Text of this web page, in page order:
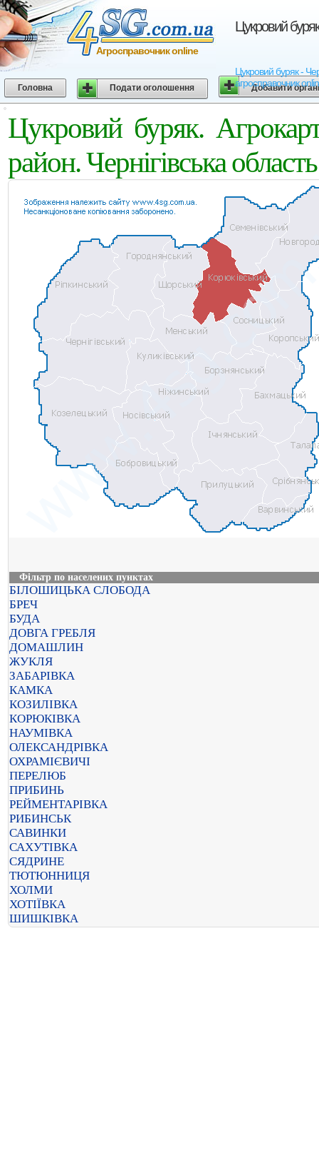
Цукровий
Цукровий буряк -
агросправочник
Агросправочник online
Головна Подати оголошення Добавити
Цукровий буряк.
район. Чернігівська область
Фільтр по населених пунктах
БІЛОШИЦЬКА СЛОБОДА
БРЕЧ
БУДА
ДОВГА ГРЕБЛЯ
ДОМАШЛИН
ЖУКЛЯ
ЗАБАРІВКА
КАМКА
КОЗИЛІВКА
КОРЮКІВКА
НАУМІВКА
ОЛЕКСАНДРІВКА
ОХРАМІЄВИЧІ
ПЕРЕЛЮБ
ПРИБИНЬ
РЕЙМЕНТАРІВКА
РИБИНСЬК
САВИНКИ
САХУТІВКА
СЯДРИНЕ
ТЮТЮННИЦЯ
ХОЛМИ
ХОТІЇВКА
ШИШКІВКА